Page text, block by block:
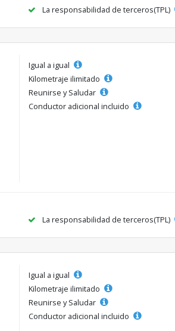
La responsabilidad de terceros(TPL)
Igual a igual
Kilometraje ilimitado
Reunirse y Saludar
Conductor adicional incluido
La responsabilidad de terceros(TPL)
Igual a igual
Kilometraje ilimitado
Reunirse y Saludar
Conductor adicional incluido